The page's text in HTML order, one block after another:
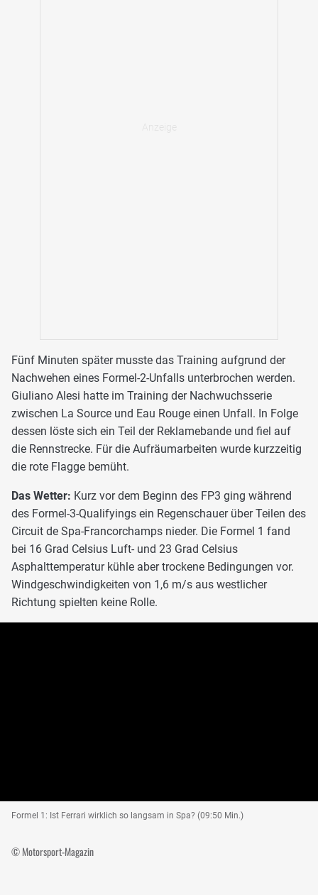
Fünf Minuten später musste das Training aufgrund der
Nachwehen eines Formel-2-Unfalls unterbrochen werden.
Giuliano Alesi hatte im Training der Nachwuchsserie
zwischen La Source und Eau Rouge einen Unfall. In Folge
dessen löste sich ein Teil der Reklamebande und fiel auf
die Rennstrecke. Für die Aufräumarbeiten wurde kurzzeitig
die rote Flagge bemüht.
Das Wetter: Kurz vor dem Beginn des FP3 ging während
des Formel-3-Qualifyings ein Regenschauer über Teilen des
Circuit de Spa-Francorchamps nieder. Die Formel 1 fand
bei 16 Grad Celsius Luft- und 23 Grad Celsius
Asphalttemperatur kühle aber trockene Bedingungen vor.
Windgeschwindigkeiten von 1,6 m/s aus westlicher
Richtung spielten keine Rolle.
Formel 1: Ist Ferrari wirklich so langsam in Spa? (09:50 Min.)
© Motorsport-Magazin